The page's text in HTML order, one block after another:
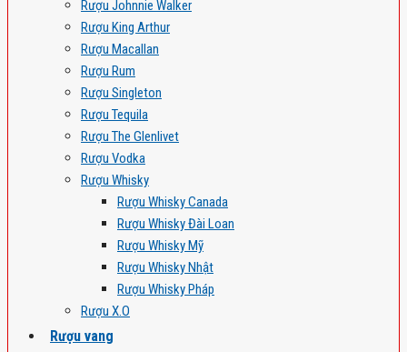
Rượu Johnnie Walker
Rượu King Arthur
Rượu Macallan
Rượu Rum
Rượu Singleton
Rượu Tequila
Rượu The Glenlivet
Rượu Vodka
Rượu Whisky
Rượu Whisky Canada
Rượu Whisky Đài Loan
Rượu Whisky Mỹ
Rượu Whisky Nhật
Rượu Whisky Pháp
Rượu X.O
Rượu vang